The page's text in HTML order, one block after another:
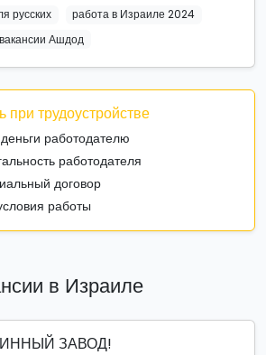
русских
работа в Израиле 2024
вакансии Ашдод
при трудоустройстве
работодателю
работодателя
договор
работы
в Израиле
ЗАВОД!